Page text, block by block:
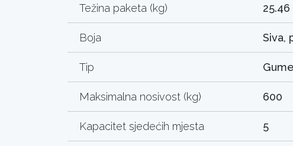
Težina paketa (kg) 25.46
Boja Siva,
Tip
Maksimalna nosivost (kg) 600
Kapacitet sjedećih mjesta 5